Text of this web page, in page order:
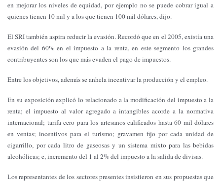
en mejorar los niveles de equidad, por ejemplo no se puede cobrar igual a
quienes tienen 10 mil y a los que tienen 100 mil dólares, dijo.
El SRI también aspira reducir la evasión. Recordó que en el 2005, existía una
evasión del 60% en el impuesto a la renta, en este segmento los grandes
contribuyentes son los que más evaden el pago de impuestos.
Entre los objetivos, además se anhela incentivar la producción y el empleo.
En su exposición explicó lo relacionado a la modificación del impuesto a la
renta; el impuesto al valor agregado a intangibles acorde a la normativa
internacional; tarifa cero para los artesanos calificados hasta 60 mil dólares
en ventas; incentivos para el turismo; gravamen fijo por cada unidad de
cigarrillo, por cada litro de gaseosas y un sistema mixto para las bebidas
alcohólicas; e, incremento del 1 al 2% del impuesto a la salida de divisas.
Los representantes de los sectores presentes insistieron en sus propuestas que